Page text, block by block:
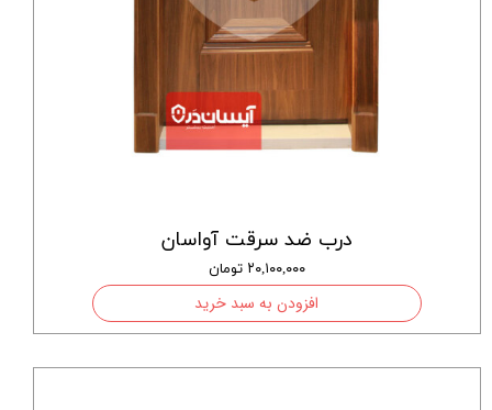
درب ضد سرقت آواسان
۲۰,۱۰۰,۰۰۰ تومان
افزودن به سبد خرید